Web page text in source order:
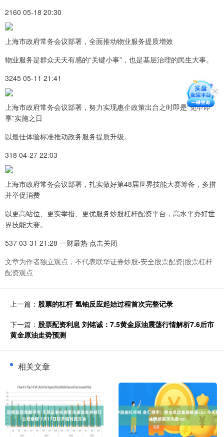
2160 05-18 20:30
上海市政府常务会议部署，全面推动物业服务提质增效
物业服务是群众天天有感的“关键小事”，也是基层治理的民生大事。
3245 05-11 21:41
上海市政府常务会议部署，努力实现惠企政策出台之时即是“免申即
享”实施之日
以最佳体验标准推动政务服务提质升级。
318 04-27 22:03
上海市政府常务会议部署，扎实做好第48届世界技能大赛筹备，多措
并举促消费
以更高站位、更实举措、更优服务炒股杠杆配资平台，高水平办好世
界技能大赛。
537 03-31 21:28 一财最热 点击关闭
文章为作者独立观点，不代表联华证券炒股-安全股票配资|股票杠杆
配资观点
上一篇： 股票的杠杆 氢铀反应起始过程首次完整记录
下一篇： 股票配资利息 刘铭诚：7.5黄金原油震荡行情解析7.6后市
黄金原油走势预测
相关文章